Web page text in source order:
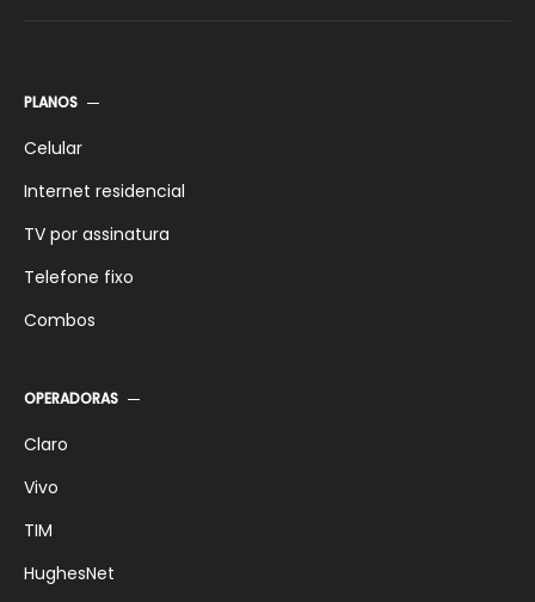
PLANOS
Celular
Internet residencial
TV por assinatura
Telefone fixo
Combos
OPERADORAS
Claro
Vivo
TIM
HughesNet